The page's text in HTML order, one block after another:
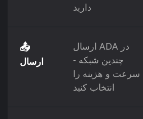
دارید
📤
ارسال
ارسال ADA در
چندین شبکه -
سرعت و هزینه را
انتخاب کنید